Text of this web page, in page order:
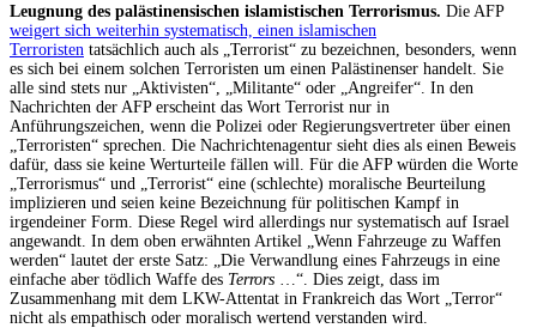
Leugnung des palästinensischen islamistischen Terrorismus. Die AFP
weigert sich weiterhin systematisch, einen islamischen
Terroristen tatsächlich auch als „Terrorist“ zu bezeichnen, besonders, wenn
es sich bei einem solchen Terroristen um einen Palästinenser handelt. Sie
alle sind stets nur „Aktivisten“, „Militante“ oder „Angreifer“. In den
Nachrichten der AFP erscheint das Wort Terrorist nur in
Anführungszeichen, wenn die Polizei oder Regierungsvertreter über einen
„Terroristen“ sprechen. Die Nachrichtenagentur sieht dies als einen Beweis
dafür, dass sie keine Werturteile fällen will. Für die AFP würden die Worte
„Terrorismus“ und „Terrorist“ eine (schlechte) moralische Beurteilung
implizieren und seien keine Bezeichnung für politischen Kampf in
irgendeiner Form. Diese Regel wird allerdings nur systematisch auf Israel
angewandt. In dem oben erwähnten Artikel „Wenn Fahrzeuge zu Waffen
werden“ lautet der erste Satz: „Die Verwandlung eines Fahrzeugs in eine
einfache aber tödlich Waffe des Terrors …“. Dies zeigt, dass im
Zusammenhang mit dem LKW-Attentat in Frankreich das Wort „Terror“
nicht als empathisch oder moralisch wertend verstanden wird.